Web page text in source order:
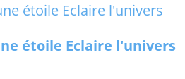
étoile Eclaire l'univers